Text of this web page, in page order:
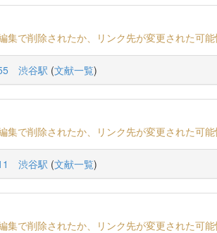
集で削除されたか、リンク先が変更された可能
渋谷駅 (文献一覧)
集で削除されたか、リンク先が変更された可能
渋谷駅 (文献一覧)
集で削除されたか、リンク先が変更された可能